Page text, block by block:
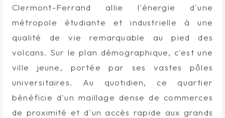
Clermont-Ferrand allie l'énergie d'une
métropole étudiante et industrielle à une
qualité de vie remarquable au pied des
volcans. Sur le plan démographique, c'est une
ville jeune, portée par ses vastes pôles
universitaires. Au quotidien, ce quartier
bénéficie d'un maillage dense de commerces
de proximité et d'un accès rapide aux grands